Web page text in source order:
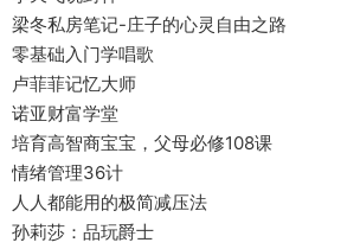
梁冬私房笔记-庄子的心灵自由之路
零基础入门学唱歌
卢菲菲记忆大师
诺亚财富学堂
培育高智商宝宝，父母必修108课
情绪管理36计
人人都能用的极简减压法
孙莉莎：品玩爵士